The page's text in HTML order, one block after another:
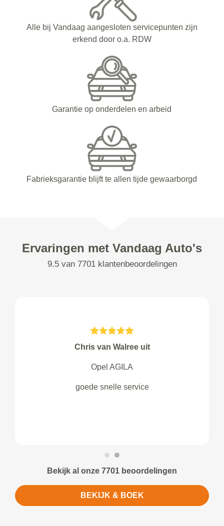
Alle bij Vandaag aangesloten servicepunten zijn
erkend door o.a. RDW
Garantie op onderdelen en arbeid
Fabrieksgarantie blijft te allen tijde gewaarborgd
Ervaringen met Vandaag Auto's
9.5 van 7701 klantenbeoordelingen
Chris van Walree uit
Opel AGILA
goede snelle service
Bekijk al onze 7701 beoordelingen
BEKIJK & BOEK